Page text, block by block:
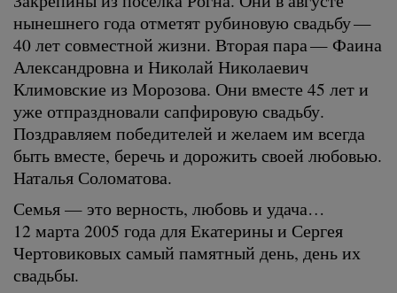
нынешнего года отметят рубиновую свадьбу —
40 лет совместной жизни. Вторая пара — Фаина
Александровна и Николай Николаевич
Климовские из Морозова. Они вместе 45 лет и
уже отпраздновали сапфировую свадьбу.
Поздравляем победителей и желаем им всегда
быть вместе, беречь и дорожить своей любовью.
Наталья Соломатова.
Семья — это верность, любовь и удача…
12 марта 2005 года для Екатерины и Сергея
Чертовиковых самый памятный день, день их
свадьбы.